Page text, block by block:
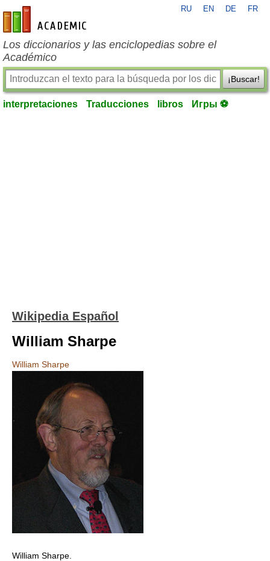
es-academic.com
RU EN DE FR
Los diccionarios y las enciclopedias sobre el
Académico
¡Buscar!
interpretaciones Traducciones libros Игры ⚽
Wikipedia Español
William Sharpe
William Sharpe
William Sharpe.